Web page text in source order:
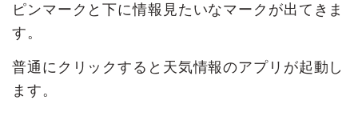
ピンマークと下に情報見たいなマークが出てきま
す。
普通にクリックすると天気情報のアプリが起動し
ます。